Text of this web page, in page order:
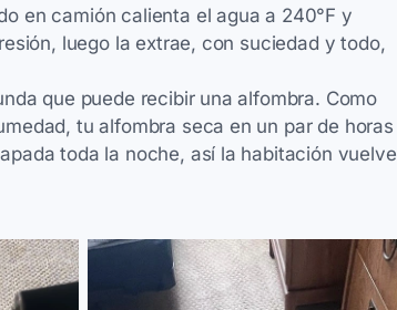
en camión calienta el agua a 240°F y
luego la extrae, con suciedad y todo,
que puede recibir una alfombra. Como
tu alfombra seca en un par de horas
toda la noche, así la habitación vuelve